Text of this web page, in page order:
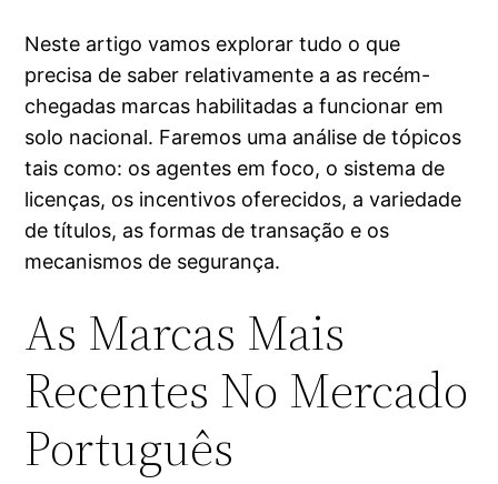
Neste artigo vamos explorar tudo o que
precisa de saber relativamente a as recém-
chegadas marcas habilitadas a funcionar em
solo nacional. Faremos uma análise de tópicos
tais como: os agentes em foco, o sistema de
licenças, os incentivos oferecidos, a variedade
de títulos, as formas de transação e os
mecanismos de segurança.
As Marcas Mais
Recentes No Mercado
Português